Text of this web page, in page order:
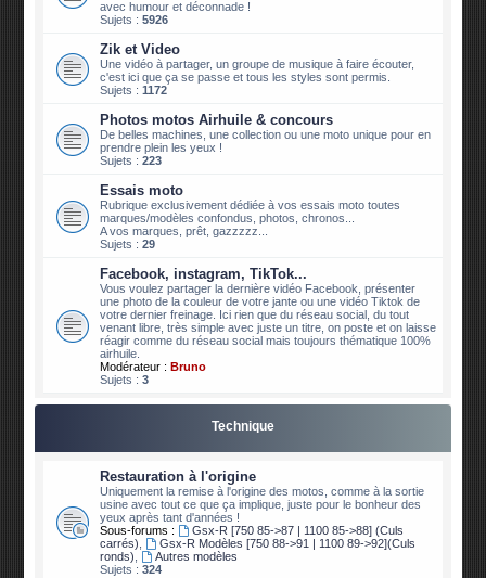
avec humour et déconnade !
Sujets :5926
Zik et Video
Une vidéo à partager, un groupe de musique à faire écouter,
c'est ici que ça se passe et tous les styles sont permis.
Sujets :1172
Photos motos Airhuile & concours
De belles machines, une collection ou une moto unique pour en
prendre plein les yeux !
Sujets :223
Essais moto
Rubrique exclusivement dédiée à vos essais moto toutes
marques/modèles confondus, photos, chronos...
A vos marques, prêt, gazzzzz...
Sujets :29
Facebook, instagram, TikTok...
Vous voulez partager la dernière vidéo Facebook, présenter
une photo de la couleur de votre jante ou une vidéo Tiktok de
votre dernier freinage. Ici rien que du réseau social, du tout
venant libre, très simple avec juste un titre, on poste et on laisse
réagir comme du réseau social mais toujours thématique 100%
airhuile.
Modérateur : Bruno
Sujets :3
Technique
Restauration à l'origine
Uniquement la remise à l'origine des motos, comme à la sortie
usine avec tout ce que ça implique, juste pour le bonheur des
yeux après tant d'années !
Sous-forums :
Gsx-R [750 85->87 | 1100 85->88] (Culs
carrés),
Gsx-R Modèles [750 88->91 | 1100 89->92](Culs
ronds),
Autres modèles
Sujets :324